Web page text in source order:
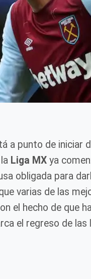
a punto de iniciar
Liga MX ya
obligada para
varias de las
el hecho de que
el regreso de